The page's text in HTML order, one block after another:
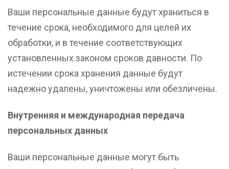
Ваши персональные данные будут храниться в
течение срока, необходимого для целей их
обработки, и в течение соответствующих
установленных законом сроков давности. По
истечении срока хранения данные будут
надежно удалены, уничтожены или обезличены.
Внутренняя и международная передача
персональных данных
Ваши персональные данные могут быть